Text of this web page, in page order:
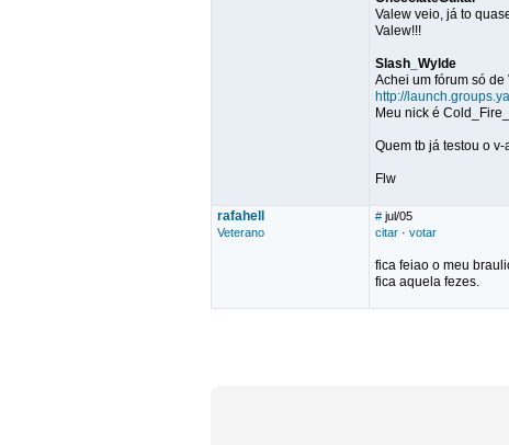
Valew veio, já to
Valew!!!
Slash_Wylde
Achei um fórum só
http://
Meu nick é
Quem tb já testou o
Flw
rafahell
Veterano
# jul/05
citar · votar
fica feiao o meu
fica aquela fezes.